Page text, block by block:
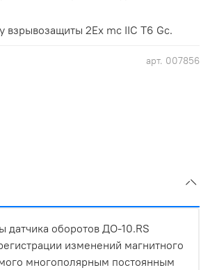
арт. 007856
взрывозащиты 2Ex mc IIC T6 Gc.
датчика оборотов ДО-10.RS
изменений магнитного
многополярным постоянным